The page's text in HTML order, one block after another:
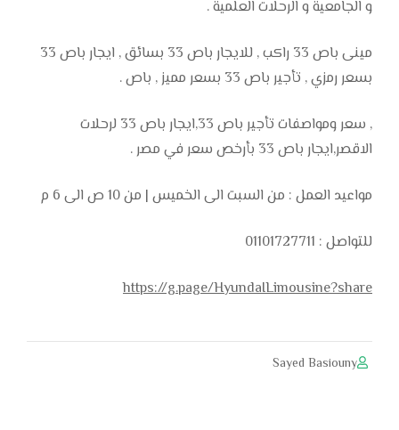
و الجامعية و الرحلات العلمية .
مينى باص 33 راكب , للايجار باص 33 بسائق , ايجار باص 33
بسعر رمزي , تأجير باص 33 بسعر مميز , باص .
, سعر ومواصفات تأجير باص 33,ايجار باص 33 لرحلات
الاقصر,ايجار باص 33 بأرخص سعر في مصر .
مواعيد العمل : من السبت الى الخميس | من 10 ص الى 6 م
للتواصل : 01101727711
https://g.page/HyundaILimousine?share
Sayed Basiouny